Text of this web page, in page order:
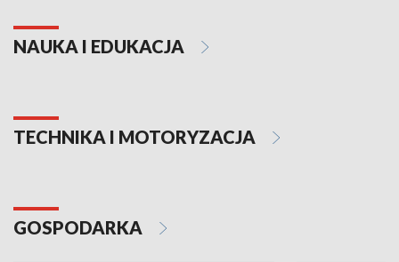
NAUKA I EDUKACJA
TECHNIKA I MOTORYZACJA
GOSPODARKA